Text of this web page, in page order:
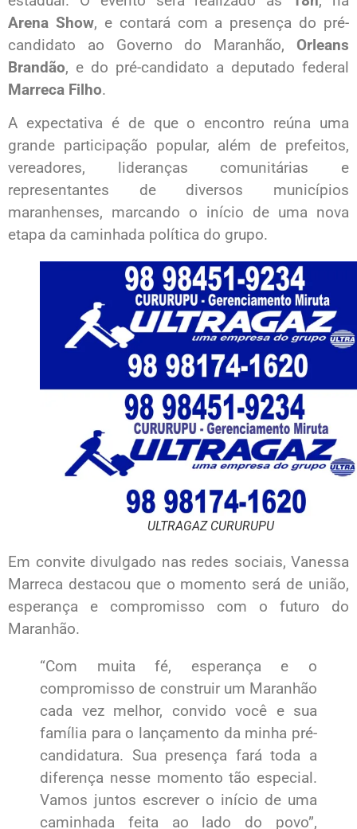
Arena Show, e contará com a presença do pré-
candidato ao Governo do Maranhão, Orleans
Brandão, e do pré-candidato a deputado federal
Marreca Filho.
A expectativa é de que o encontro reúna uma
grande participação popular, além de prefeitos,
vereadores, lideranças comunitárias e
representantes de diversos municípios
maranhenses, marcando o início de uma nova
etapa da caminhada política do grupo.
ULTRAGAZ CURURUPU
Em convite divulgado nas redes sociais, Vanessa
Marreca destacou que o momento será de união,
esperança e compromisso com o futuro do
Maranhão.
“Com muita fé, esperança e o
compromisso de construir um Maranhão
cada vez melhor, convido você e sua
família para o lançamento da minha pré-
candidatura. Sua presença fará toda a
diferença nesse momento tão especial.
Vamos juntos escrever o início de uma
caminhada feita ao lado do povo”,